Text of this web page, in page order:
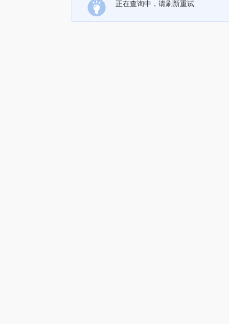
正在查询中，请刷新重试